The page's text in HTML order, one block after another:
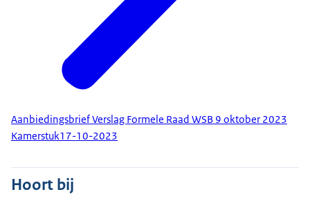
Aanbiedingsbrief Verslag Formele Raad WSB 9 oktober 2023
Kamerstuk17-10-2023
Hoort bij